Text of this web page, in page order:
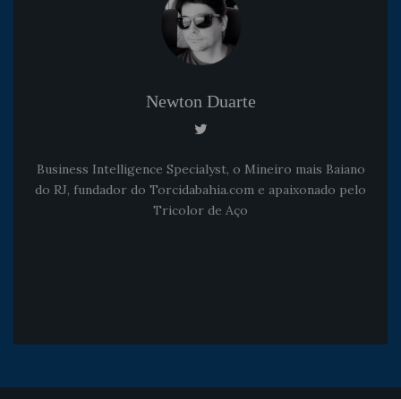
Newton Duarte
Business Intelligence Specialyst, o Mineiro mais Baiano
do RJ, fundador do Torcidabahia.com e apaixonado pelo
Tricolor de Aço